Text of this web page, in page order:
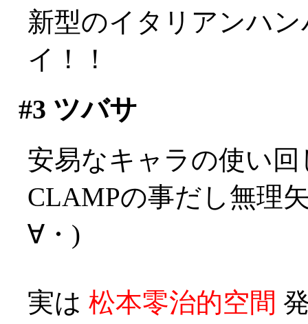
新型のイタリアンハ
イ！！
#3 ツバサ
安易なキャラの使い
CLAMPの事だし無理
∀・)
実は 松本零治的空間